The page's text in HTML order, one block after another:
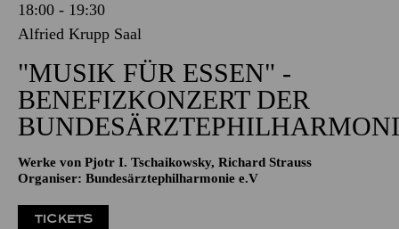
18:00 - 19:30
Alfried Krupp Saal
"MUSIK FÜR ESSEN" -
BENEFIZKONZERT DER
Werke von Pjotr I. Tschaikowsky, Richard Strauss
Organiser: Bundesärztephilharmonie e.V
TICKETS